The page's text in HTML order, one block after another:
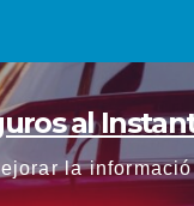
al
la